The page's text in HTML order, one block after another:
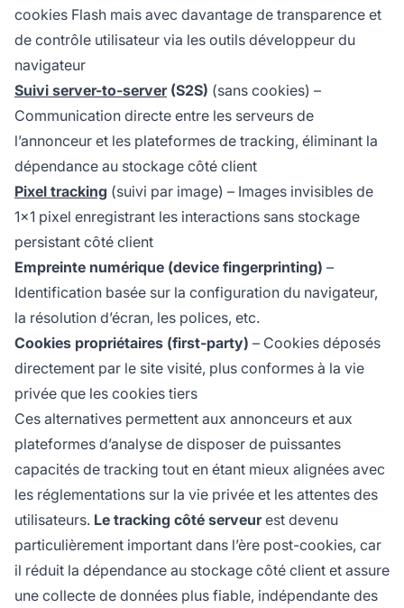
cookies Flash mais avec davantage de transparence et
de contrôle utilisateur via les outils développeur du
navigateur
Suivi server-to-server(S2S) (sans cookies) –
Communication directe entre les serveurs de
l’annonceur et les plateformes de tracking, éliminant la
dépendance au stockage côté client
Pixel tracking (suivi par image) – Images invisibles de
1x1 pixel enregistrant les interactions sans stockage
persistant côté client
Empreinte numérique (device fingerprinting) –
Identification basée sur la configuration du navigateur,
la résolution d’écran, les polices, etc.
Cookies propriétaires (first-party) – Cookies déposés
directement par le site visité, plus conformes à la vie
privée que les cookies tiers
Ces alternatives permettent aux annonceurs et aux
plateformes d’analyse de disposer de puissantes
capacités de tracking tout en étant mieux alignées avec
les réglementations sur la vie privée et les attentes des
utilisateurs. Le tracking côté serveurest devenu
particulièrement important dans l’ère post-cookies, car
il réduit la dépendance au stockage côté client et assure
une collecte de données plus fiable, indépendante des